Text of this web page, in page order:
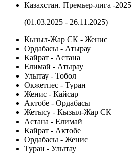
Казахстан. Премьер-лига -2025
(01.03.2025 - 26.11.2025)
Кызыл-Жар СК - Женис
Ордабасы - Атырау
Кайрат - Астана
Елимай - Атырау
Улытау - Тобол
Окжетпес - Туран
Женис - Кайсар
Актобе - Ордабасы
Жетысу - Кызыл-Жар СК
Астана - Елимай
Кайрат - Актобе
Ордабасы - Женис
Туран - Улытау